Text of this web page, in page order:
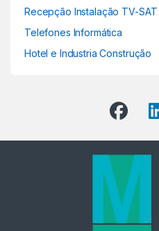
Recepção Instalação TV-SAT
Telefones Informática
Hotel e Industria Construção